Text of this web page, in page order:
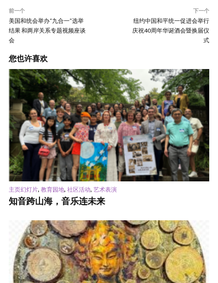
前一个
美国和统会举办“九合一”选举
结果 和两岸关系专题视频座谈
会
下一个
纽约中国和平统一促进会举行
庆祝40周年华诞酒会暨换届仪
式
您也许喜欢
主页幻灯片, 教育园地, 社区活动, 艺术表演
知音跨山海，音乐连未来